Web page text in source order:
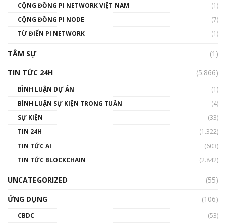
Talkshow 14: MemeCoin – Trò đùa tỷ đô
01:29:26
CỘNG ĐỒNG PI NETWORK VIỆT NAM
(1)
CỘNG ĐỒNG PI NODE
(7)
TỪ ĐIỂN PI NETWORK
(1)
TÂM SỰ
(1)
TIN TỨC 24H
(5.866)
BÌNH LUẬN DỰ ÁN
(1)
BÌNH LUẬN SỰ KIỆN TRONG TUẦN
(4)
SỰ KIỆN
(33)
TIN 24H
(1.322)
TIN TỨC AI
(603)
TIN TỨC BLOCKCHAIN
(2.842)
UNCATEGORIZED
(55)
ỨNG DỤNG
(106)
CBDC (53)